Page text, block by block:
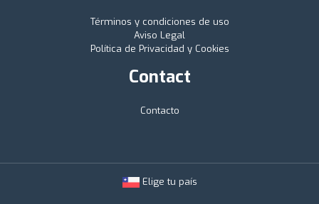
Términos y condiciones de uso
Aviso Legal
Política de Privacidad y Cookies
Contact
Contacto
Elige tu país